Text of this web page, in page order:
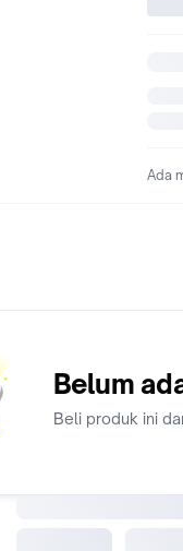
Ada
Belum
Beli produk ini